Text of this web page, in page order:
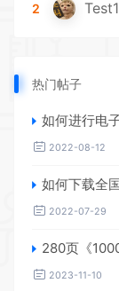
2
热门帖子
如何进行电子书
2022-08-12
如何下载全
2022-07-29
280页《
2023-11-10